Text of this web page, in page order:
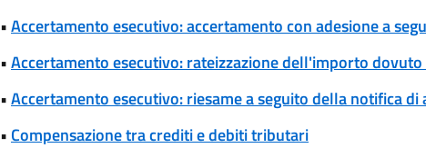
•Accertamento esecutivo: accertamento con adesione a
•Accertamento esecutivo: rateizzazione dell'importo
•Accertamento esecutivo: riesame a seguito della notifica
• Compensazione tra crediti e debiti tributari